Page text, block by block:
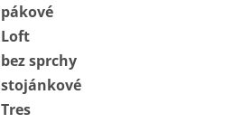
pákové
Loft
bez sprchy
stojánkové
Tres